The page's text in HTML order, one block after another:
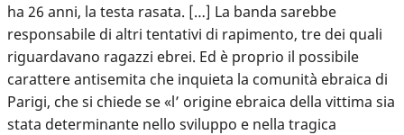
ha 26 anni, la testa rasata. […] La banda sarebbe
responsabile di altri tentativi di rapimento, tre dei quali
riguardavano ragazzi ebrei. Ed è proprio il possibile
carattere antisemita che inquieta la comunità ebraica di
Parigi, che si chiede se «l’ origine ebraica della vittima sia
stata determinante nello sviluppo e nella tragica